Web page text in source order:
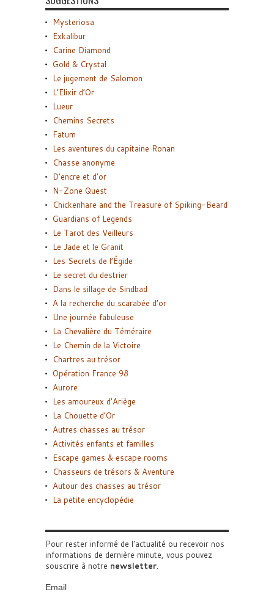
Mysteriosa
Exkalibur
Carine Diamond
Gold & Crystal
Le jugement de Salomon
L’Elixir d’Or
Lueur
Chemins Secrets
Fatum
Les aventures du capitaine Ronan
Chasse anonyme
D’encre et d’or
N-Zone Quest
Chickenhare and the Treasure of Spiking-Beard
Guardians of Legends
Le Tarot des Veilleurs
Le Jade et le Granit
Les Secrets de l’Égide
Le secret du destrier
Dans le sillage de Sindbad
A la recherche du scarabée d’or
Une journée fabuleuse
La Chevalière du Téméraire
Le Chemin de la Victoire
Chartres au trésor
Opération France 98
Aurore
Les amoureux d’Ariège
La Chouette d’Or
Autres chasses au trésor
Activités enfants et familles
Escape games & escape rooms
Chasseurs de trésors & Aventure
Autour des chasses au trésor
La petite encyclopédie
Pour rester informé de l'actualité ou recevoir nos
informations de dernière minute, vous pouvez
souscrire à notre newsletter.
Email